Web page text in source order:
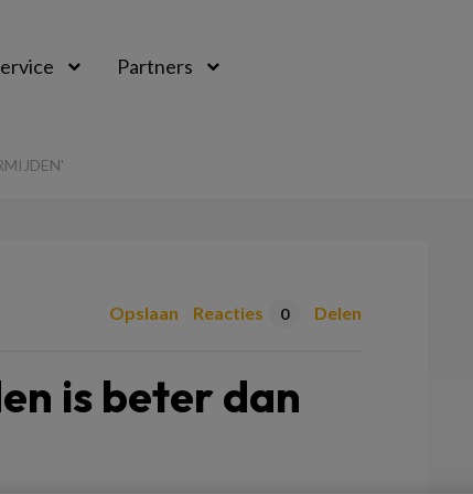
Partners
Opslaan Reacties 0 Delen
is beter dan